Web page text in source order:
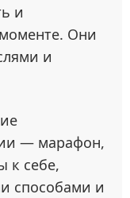
и
Они
и
— марафон,
к себе,
способами и